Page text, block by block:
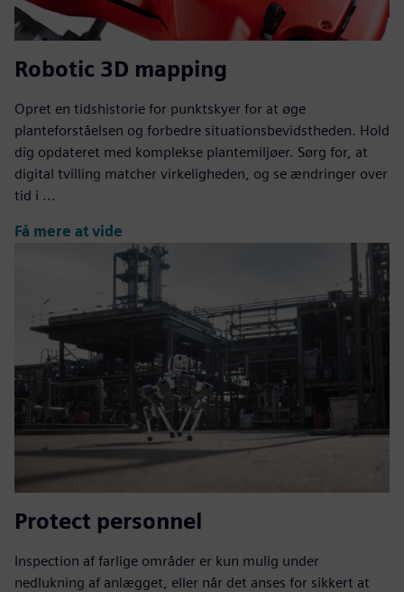
Robotic 3D mapping
Opret en tidshistorie for punktskyer for at øge
planteforståelsen og forbedre situationsbevidstheden. Hold
dig opdateret med komplekse plantemiljøer. Sørg for, at
digital tvilling matcher virkeligheden, og se ændringer over
tid i ...
Få mere at vide
Protect personnel
Inspection af farlige områder er kun mulig under
nedlukning af anlægget, eller når det anses for sikkert at